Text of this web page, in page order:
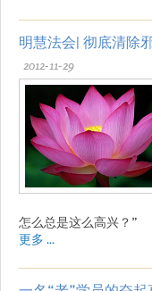
明慧法会| 彻底清除
2012-11-29
怎么总是这么高兴？”
更多 ...